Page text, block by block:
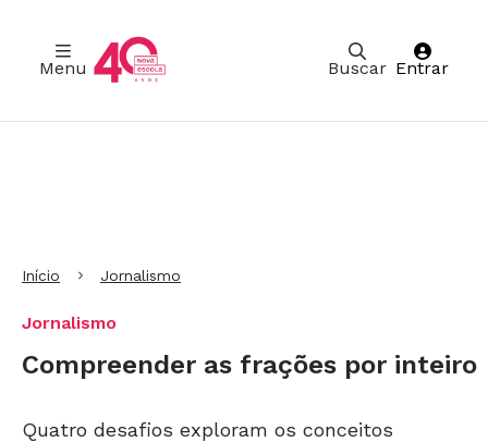
Buscar
Menu Entrar
Início Jornalismo
Jornalismo
Compreender as frações por inteiro
Quatro desafios exploram os conceitos